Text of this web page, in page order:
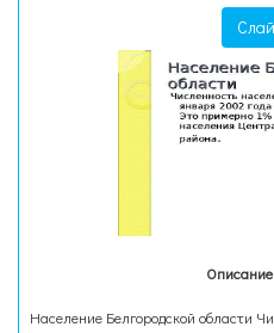
Население Белгородской области